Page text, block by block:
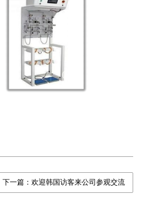
下一篇：欢迎韩国访客来公司参观交流